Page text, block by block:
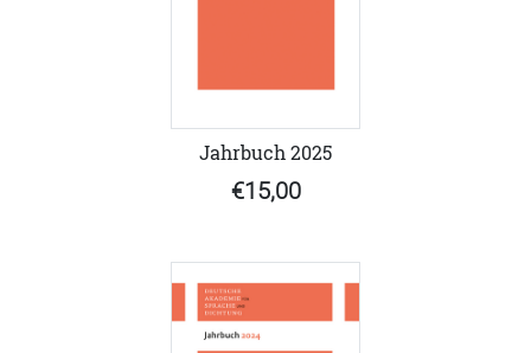
Jahrbuch 2025
€15,00